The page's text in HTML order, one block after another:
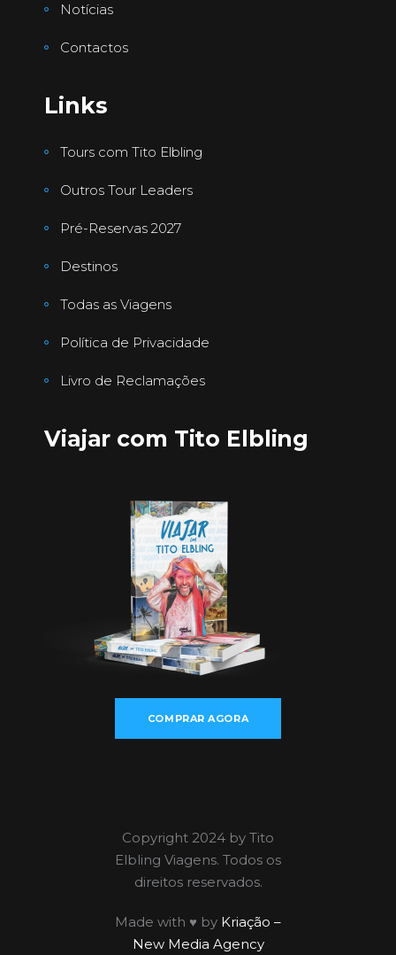
Notícias
Contactos
Links
Tours com Tito Elbling
Outros Tour Leaders
Pré-Reservas 2027
Destinos
Todas as Viagens
Política de Privacidade
Livro de Reclamações
Viajar com Tito Elbling
COMPRAR AGORA
Copyright 2024 by Tito
Elbling Viagens. Todos os
direitos reservados.
Made with ♥ by Kriação –
New Media Agency